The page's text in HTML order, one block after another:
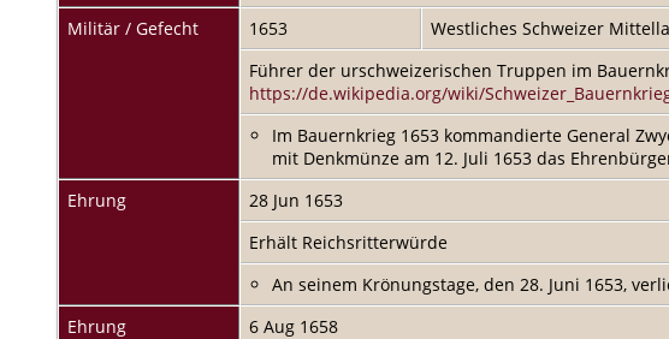
Militär / Gefecht
1653
Westliches Schweizer
Führer der urschweizerischen Truppen im
https://de.wikipedia.org/wiki/
Im Bauernkrieg 1653 kommandierte General
mit Denkmünze am 12. Juli 1653 das
Ehrung
28 Jun 1653
Erhält Reichsritterwürde
An seinem Krönungstage, den 28. Juni 1653,
Ehrung
6 Aug 1658